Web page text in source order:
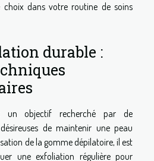
dans votre routine de soins
durable :
un objectif recherché par de
de maintenir une peau
de la gomme dépilatoire, il est
une exfoliation régulière pour